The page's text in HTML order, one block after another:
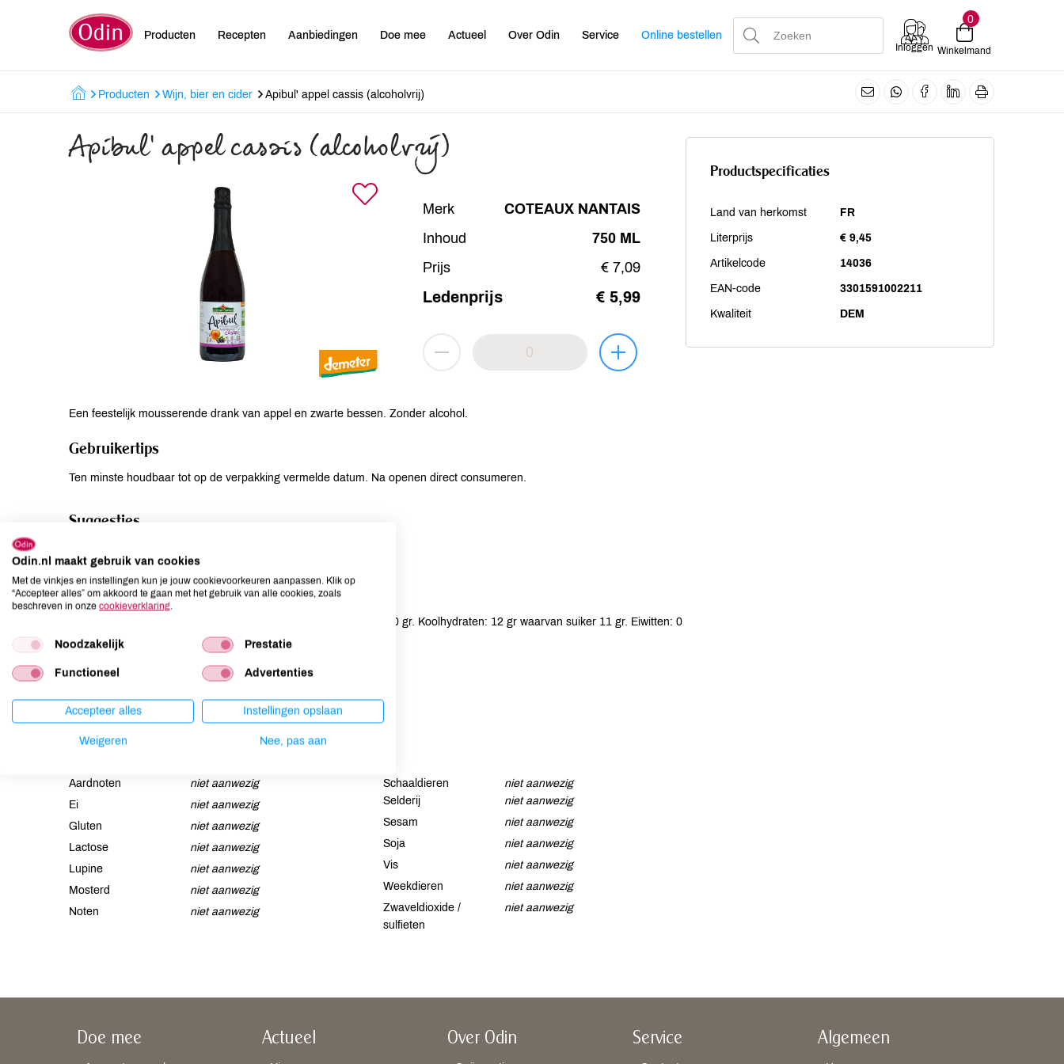
Producten Recepten Aanbiedingen Doe mee Actueel Over Odin Service Online bestellen
Inloggen
0
Winkelmand
Producten Wijn, bier en cider Apibul' appel cassis (alcoholvrij)
Apibul' appel cassis (alcoholvrij)
Merk
COTEAUX NANTAIS
Inhoud
750 ML
Prijs
€ 7,09
Ledenprijs € 5,99
Een feestelijk mousserende drank van appel en zwarte bessen. Zonder alcohol.
Gebruikertips
Ten minste houdbaar tot op de verpakking vermelde datum. Na openen direct consumeren.
Suggesties
Voedingswaarden per 100 ML
Energie: 204 KJ/48 Kcal. Vet: 0 gr waarvan verzadigde vetzuren 0 gr. Koolhydraten: 12 gr waarvan suiker 11 gr. Eiwitten: 0
gr. Zout: 0 gr.
Ingrediënten
Appelsap** (94.6%), zwarte bessap** (5%) en koolzuur.
Allergenen
Aardnoten
niet aanwezig
Ei
niet aanwezig
Gluten
niet aanwezig
Lactose
niet aanwezig
Lupine
niet aanwezig
Mosterd
niet aanwezig
Noten
niet aanwezig
Schaaldieren
niet aanwezig
Selderij
niet aanwezig
Sesam
niet aanwezig
Soja
niet aanwezig
Vis
niet aanwezig
Weekdieren
niet aanwezig
Zwaveldioxide /
sulfieten
niet aanwezig
Productspecificaties
Land van herkomst FR
Literprijs € 9,45
Artikelcode 14036
EAN-code 3301591002211
Kwaliteit DEM
Doe mee Actueel Over Odin Service Algemeen
Odin.nl maakt gebruik van cookies
Met de vinkjes en instellingen kun je jouw cookievoorkeuren aanpassen. Klik op
“Accepteer alles” om akkoord te gaan met het gebruik van alle cookies, zoals
beschreven in onze cookieverklaring.
Noodzakelijk Prestatie
Functioneel Advertenties
Accepteer alles Instellingen opslaan
Weigeren Nee, pas aan